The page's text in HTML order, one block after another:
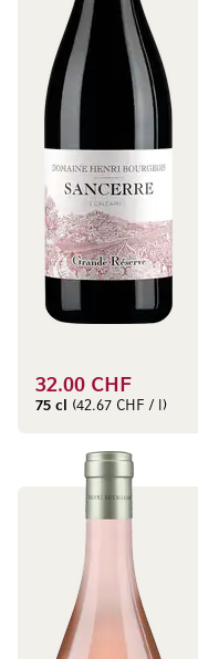
32.00 CHF
75 cl (42.67 CHF / l)